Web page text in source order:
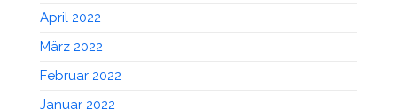
April 2022
März 2022
Februar 2022
Januar 2022